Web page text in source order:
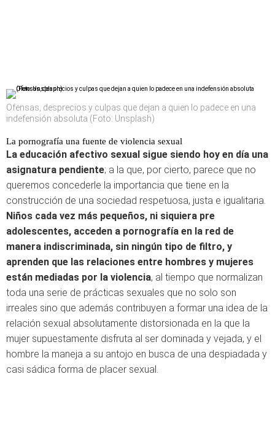
Ofensas, desprecios y culpas que dejan a quien lo padece en una
indefensión absoluta (Foto: Unsplash)
La pornografía una fuente de violencia sexual
La educación afectivo sexual sigue siendo hoy en día una
asignatura pendiente; a la que, por cierto, parece que no
queremos concederle la importancia que tiene en la
construcción de una sociedad respetuosa, justa e igualitaria.
Niños cada vez más pequeños, ni siquiera pre
adolescentes, acceden a pornografía en la red de
manera indiscriminada, sin ningún tipo de filtro, y
aprenden que las relaciones entre hombres y mujeres
están mediadas por la violencia, al tiempo que normalizan
toda una serie de prácticas sexuales que no solo son
irreales sino que además contribuyen a formar una idea de la
relación sexual absolutamente distorsionada en la que la
mujer supuestamente disfruta al ser dominada y vejada, y el
hombre la maneja a su antojo en busca de una despiadada y
casi sádica forma de placer sexual.